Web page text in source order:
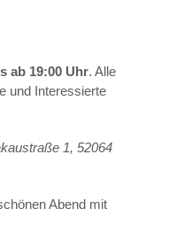
ab 19:00 Uhr. Alle
und Interessierte
1, 52064
Abend mit